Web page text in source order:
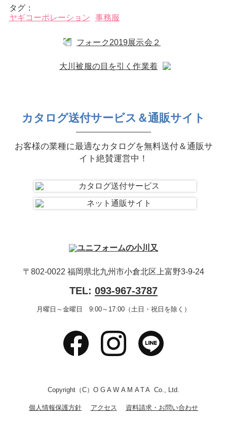
タグ：
ヤギコーポレーション
事務服
フォーク2019展示会２
大川被服の目を引く作業着
カタログ送付サービス＆通販サイト
お客様の業種に最適なカタログを無料送付＆通販サ
イト絶賛運営中！
〒802-0022 福岡県北九州市小倉北区上富野3-9-24
TEL: 093-967-3787
月曜日～金曜日 9:00～17:00（土日・祝日を除く）
Copyright（C）OGAWAMATA Co., Ltd.
個人情報保護方針 アクセス 資料請求・お問い合わせ